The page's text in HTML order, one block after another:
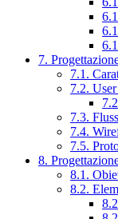
7.
7.1.
7.2.
7.3.
7.4.
7.5.
8.
8.1.
8.2.